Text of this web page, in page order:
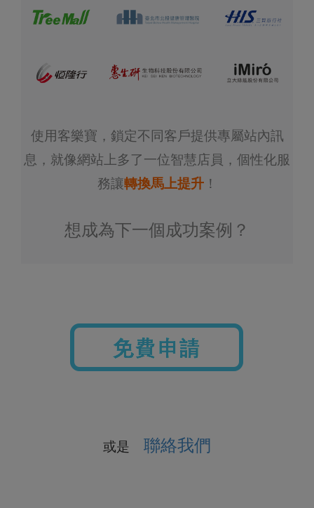
使用客樂寶，鎖定不同客戶提供專屬站內訊
息，就像網站上多了一位智慧店員，個性化服
務讓轉換馬上提升！
想成為下一個成功案例？
或是 聯絡我們